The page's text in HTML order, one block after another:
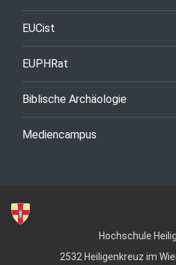
EUCist
EUPHRat
Biblische Archäologie
Mediencampus
Hochschule
2532 Heiligenkreuz im